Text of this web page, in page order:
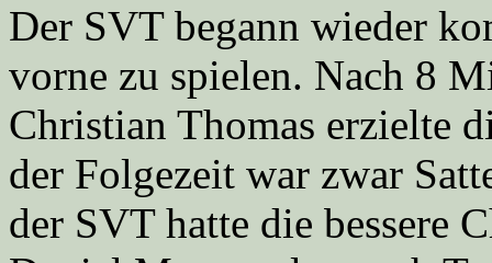
Der SVT begann wieder
vorne zu spielen. Nach 8
Christian Thomas erzielte
der Folgezeit war zwar
der SVT hatte die bessere